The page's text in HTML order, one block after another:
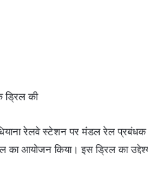
ड्रिल की
रेलवे स्टेशन पर मंडल रेल प्रबंधक
का आयोजन किया। इस ड्रिल का